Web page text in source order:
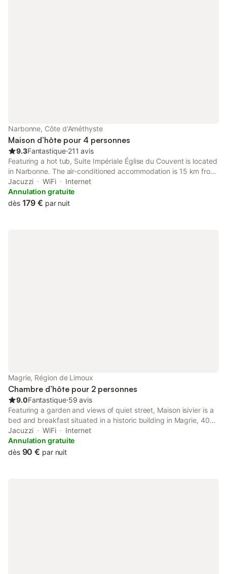
Narbonne, Côte d'Améthyste
Maison d’hôte pour 4 personnes
9.3Fantastique⋅211 avis
Featuring a hot tub, Suite Impériale Église du Couvent is located
in Narbonne. The air-conditioned accommodation is 15 km from
Reserve Africaine de Sigean, and guests can benefit from
private parking available on site and free WiFi.
Jacuzzi WiFi
Internet
Annulation gratuite
dès 179 € par nuit
Magrie, Région de Limoux
Chambre d’hôte pour 2 personnes
9.0Fantastique⋅59 avis
Featuring a garden and views of quiet street, Maison isivier is a
bed and breakfast situated in a historic building in Magrie, 40
km from Peak of Bugarach. A hot tub is available for guests.
The bed and breakfast features family rooms.
Jacuzzi WiFi
Internet
Annulation gratuite
dès 90 € par nuit